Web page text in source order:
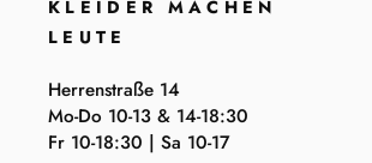
KLEIDER MACHEN
LEUTE
Herrenstraße 14
Mo-Do 10-13 & 14-18:30
Fr 10-18:30 | Sa 10-17